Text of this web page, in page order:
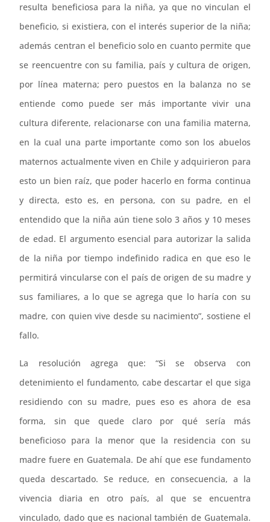
resulta beneficiosa para la niña, ya que no vinculan el
beneficio, si existiera, con el interés superior de la niña;
además centran el beneficio solo en cuanto permite que
se reencuentre con su familia, país y cultura de origen,
por línea materna; pero puestos en la balanza no se
entiende como puede ser más importante vivir una
cultura diferente, relacionarse con una familia materna,
en la cual una parte importante como son los abuelos
maternos actualmente viven en Chile y adquirieron para
esto un bien raíz, que poder hacerlo en forma continua
y directa, esto es, en persona, con su padre, en el
entendido que la niña aún tiene solo 3 años y 10 meses
de edad. El argumento esencial para autorizar la salida
de la niña por tiempo indefinido radica en que eso le
permitirá vincularse con el país de origen de su madre y
sus familiares, a lo que se agrega que lo haría con su
madre, con quien vive desde su nacimiento”, sostiene el
fallo.
La resolución agrega que: “Si se observa con
detenimiento el fundamento, cabe descartar el que siga
residiendo con su madre, pues eso es ahora de esa
forma, sin que quede claro por qué sería más
beneficioso para la menor que la residencia con su
madre fuere en Guatemala. De ahí que ese fundamento
queda descartado. Se reduce, en consecuencia, a la
vivencia diaria en otro país, al que se encuentra
vinculado, dado que es nacional también de Guatemala.